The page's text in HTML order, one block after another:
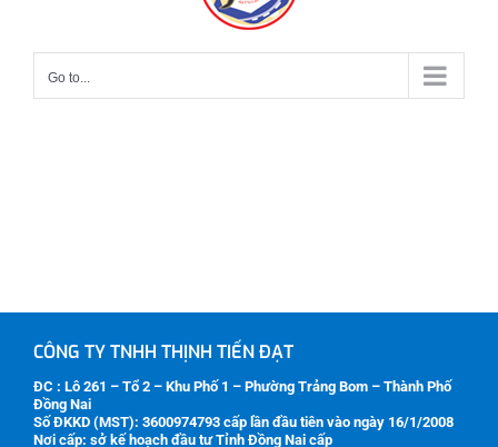
Go to...
CÔNG TY TNHH THỊNH TIẾN ĐẠT
ĐC : Lô 261 – Tổ 2 – Khu Phố 1 – Phường Trảng Bom – Thành Phố
Đồng Nai
Số ĐKKD (MST): 3600974793 cấp lần đầu tiên vào ngày 16/1/2008
Nơi cấp: sở kế hoạch đầu tư Tỉnh Đồng Nai cấp